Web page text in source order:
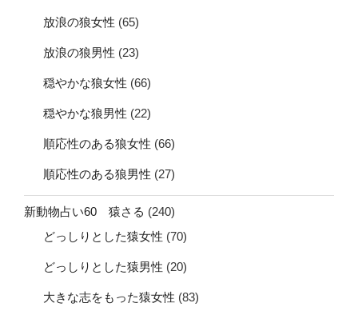
放浪の狼女性 (65)
放浪の狼男性 (23)
穏やかな狼女性 (66)
穏やかな狼男性 (22)
順応性のある狼女性 (66)
順応性のある狼男性 (27)
新動物占い60 猿さる (240)
どっしりとした猿女性 (70)
どっしりとした猿男性 (20)
大きな志をもった猿女性 (83)